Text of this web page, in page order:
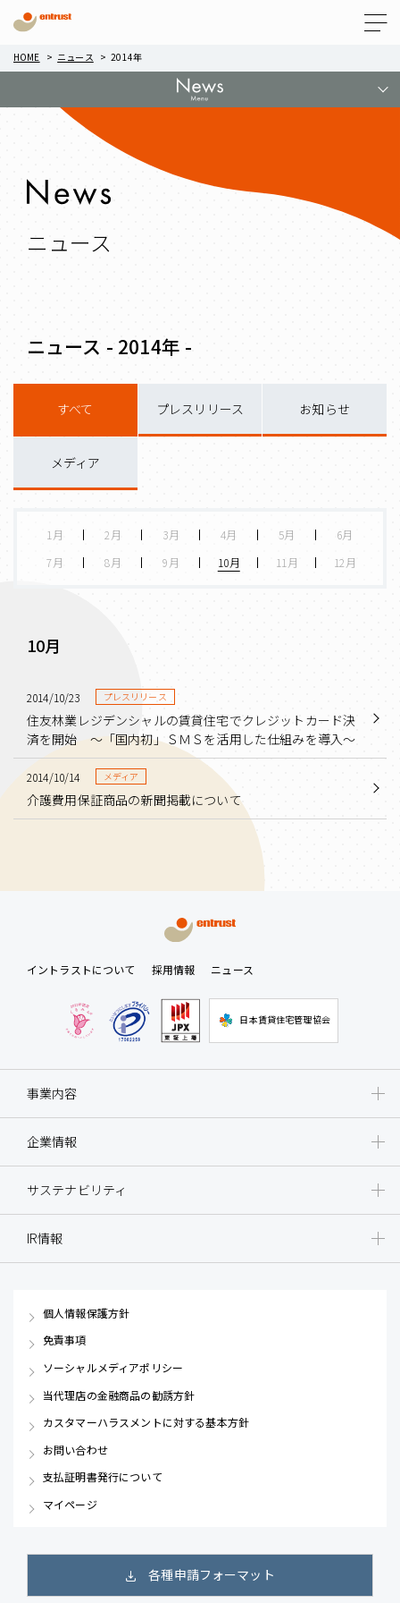
HOME ニュース 2014年
ニュース
ニュース - 2014年 -
すべて プレスリリース お知らせ
メディア
1月 2月 3月 4月 5月
6月
7月
8月 9月 10月 11月 12月
10月
2014/10/23 プレスリリース
住友林業レジデンシャルの賃貸住宅でクレジットカード決
済を開始 ～「国内初」ＳＭＳを活用した仕組みを導入～
2014/10/14 メディア
介護費用保証商品の新聞掲載について
イントラストについて 採用情報 ニュース
日本賃貸住宅管理協会
事業内容
企業情報
サステナビリティ
IR情報
個人情報保護方針
免責事項
ソーシャルメディアポリシー
当代理店の金融商品の勧誘方針
カスタマーハラスメントに対する基本方針
お問い合わせ
支払証明書発行について
マイページ
各種申請フォーマット